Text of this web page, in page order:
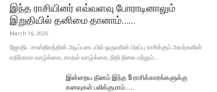
இந்த ராசியினர் எவ்வளவு போராடினாலும்
இறுதியில் தனிமை தானாம்…...
March 16, 2026
ஜோதிட சாஸ்திரத்தின் அடிப்படையில் ஒருவரின் பிறப்பு ராசிக்கும் அவர்களின்
எதிர்கால வாழ்க்கை, காதல் வாழ்க்கை, நிதி நிலை மற்றும்...
இன்றைய தினம் இந்த 5 ராசிக்காரங்களுக்கு
கனவுகள் பலிக்குமாம்.....